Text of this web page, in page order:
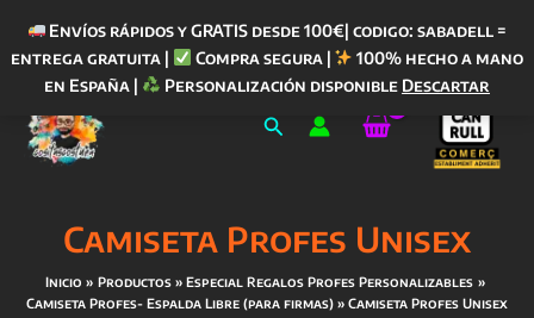
Envíos rápidos y GRATIS desde 100€| codigo: sabadell =
entrega gratuita |
Compra segura |
100% hecho a mano
en España |
Personalización disponible Descartar
contenido
Buscar
Camiseta Profes Unisex
Inicio Productos
Especial Regalos Profes Personalizables
Camiseta Profes- Espalda Libre (para firmas)
Camiseta Profes Unisex